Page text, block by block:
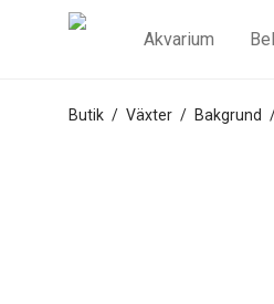
Akvarium
Butik / Växter / Bakgrund